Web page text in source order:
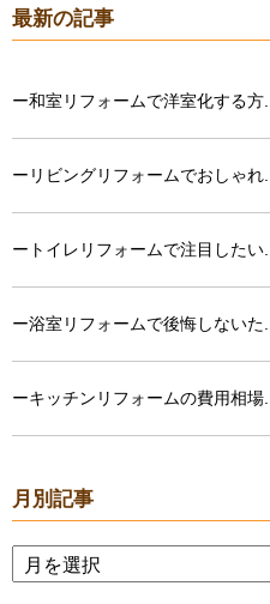
最新の記事
ー和室リフォームで洋室化する方...
ーリビングリフォームでおしゃれ...
ートイレリフォームで注目したい...
ー浴室リフォームで後悔しないた...
ーキッチンリフォームの費用相場...
月別記事